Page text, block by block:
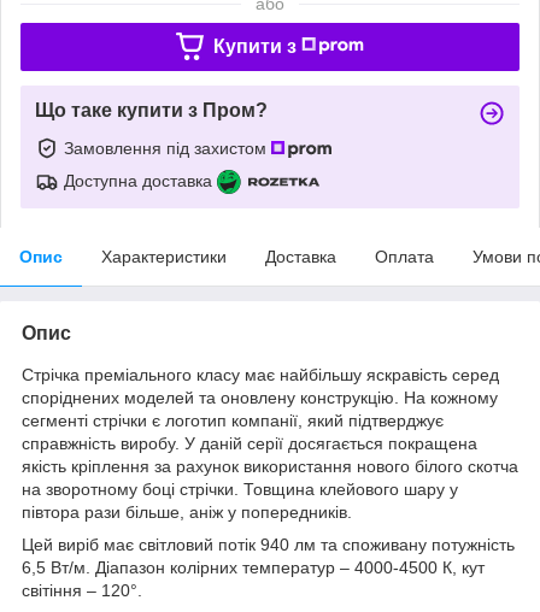
Купити з
Що таке купити з Пром?
Замовлення під захистом
Доступна доставка
Опис Характеристики Доставка Оплата Умови
Опис
Стрічка преміального класу має найбільшу яскравість серед
споріднених моделей та оновлену конструкцію. На кожному
сегменті стрічки є логотип компанії, який підтверджує
справжність виробу. У даній серії досягається покращена
якість кріплення за рахунок використання нового білого скотча
на зворотному боці стрічки. Товщина клейового шару у
півтора рази більше, аніж у попередників.
Цей виріб має світловий потік 940 лм та споживану потужність
6,5 Вт/м. Діапазон колірних температур – 4000-4500 К, кут
світіння – 120°.